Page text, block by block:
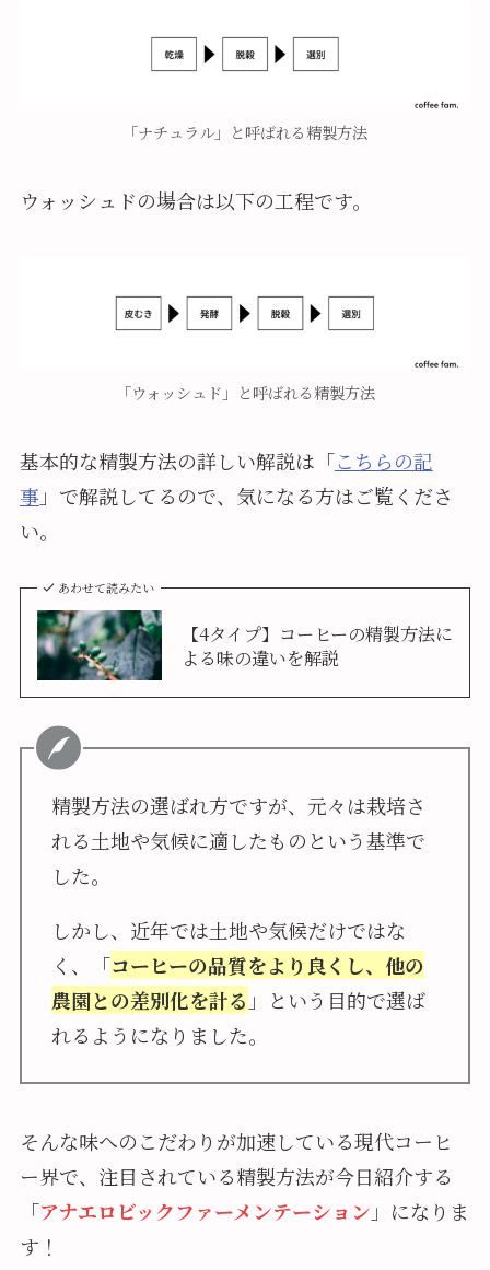
「ナチュラル」と呼ばれる精製方法
ウォッシュドの場合は以下の工程です。
「ウォッシュド」と呼ばれる精製方法
基本的な精製方法の詳しい解説は「こちらの記
事 」で解説してるので、気になる方はご覧くださ
い。
あわせて読みたい
【4タイプ】コーヒーの精製方法に
よる味の違いを解説
精製方法の選ばれ方ですが、元々は栽培さ
れる土地や気候に適したものという基準で
した。
しかし、近年では土地や気候だけではな
く、「コーヒーの品質をより良くし、他の
農園との差別化を計る 」という目的で選ば
れるようになりました。
そんな味へのこだわりが加速している現代コーヒ
ー界で、注目されている精製方法が今日紹介する
「アナエロビックファーメンテーション 」になりま
す！